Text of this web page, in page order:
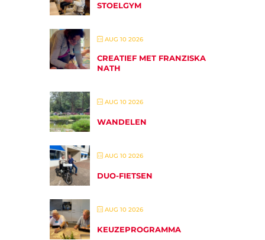
STOELGYM
AUG 10 2026
CREATIEF MET FRANZISKA
NATH
AUG 10 2026
WANDELEN
AUG 10 2026
DUO-FIETSEN
AUG 10 2026
KEUZEPROGRAMMA